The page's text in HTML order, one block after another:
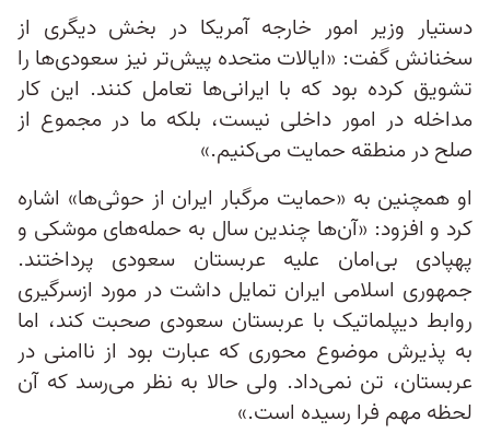
دستیار وزیر امور خارجه آمریکا در بخش دیگری از
سخنانش گفت: «ایالات متحده پیش‌تر نیز سعودی‌ها را
تشویق کرده بود که با ایرانی‌ها تعامل کنند. این کار
مداخله در امور داخلی نیست، بلکه ما در مجموع از
صلح در منطقه حمایت می‌کنیم.»
او همچنین به «حمایت مرگبار ایران از حوثی‌ها» اشاره
کرد و افزود: «آن‌ها چندین سال به حمله‌های موشکی و
پهپادی بی‌امان علیه عربستان سعودی پرداختند.
جمهوری اسلامی ایران تمایل داشت در مورد ازسرگیری
روابط دیپلماتیک با عربستان سعودی صحبت کند، اما
به پذیرش موضوع محوری که عبارت بود از ناامنی در
عربستان، تن نمی‌داد. ولی حالا به نظر می‌رسد که آن
لحظه مهم فرا رسیده است.»